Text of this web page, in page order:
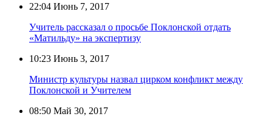
22:04 Июнь 7, 2017
Учитель рассказал о просьбе Поклонской отдать
«Матильду» на экспертизу
10:23 Июнь 3, 2017
Министр культуры назвал цирком конфликт между
Поклонской и Учителем
08:50 Май 30, 2017